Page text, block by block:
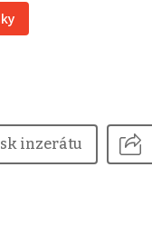
inzerátu